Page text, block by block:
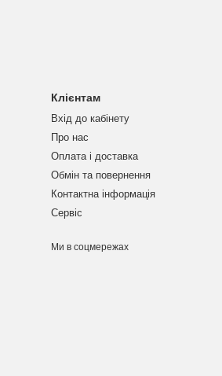
Клієнтам
Вхід до кабінету
Про нас
Оплата і доставка
Обмін та повернення
Контактна інформація
Сервіс
Ми в соцмережах